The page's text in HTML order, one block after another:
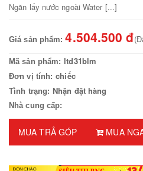
Ngăn lấy nước ngoài Water [...]
Giá sản phẩm:4.504.500 đ
Mã sản phẩm: ltd31blm
Đơn vị tính: chiếc
Tình trạng: Nhận đặt hàng
Nhà cung cấp:
MUA TRẢ GÓP MUA